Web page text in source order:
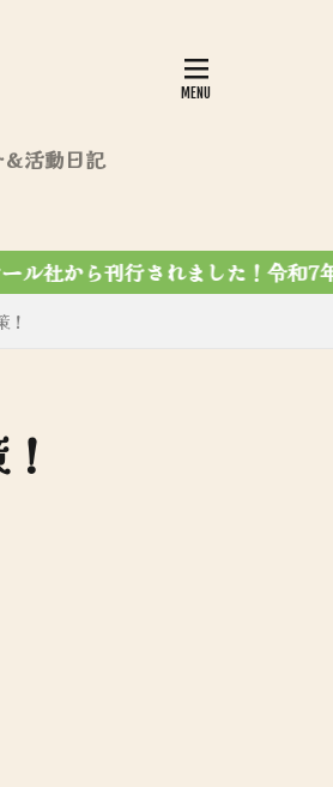
活動日記
7第4刷達成✨